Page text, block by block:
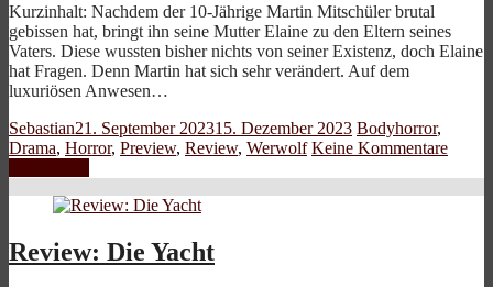
Kurzinhalt: Nachdem der 10-Jährige Martin Mitschüler brutal
gebissen hat, bringt ihn seine Mutter Elaine zu den Eltern seines
Vaters. Diese wussten bisher nichts von seiner Existenz, doch Elaine
hat Fragen. Denn Martin hat sich sehr verändert. Auf dem
luxuriösen Anwesen…
Sebastian21. September 202315. Dezember 2023 Bodyhorror,
Drama, Horror, Preview, Review, Werwolf Keine Kommentare
Review: Die Yacht